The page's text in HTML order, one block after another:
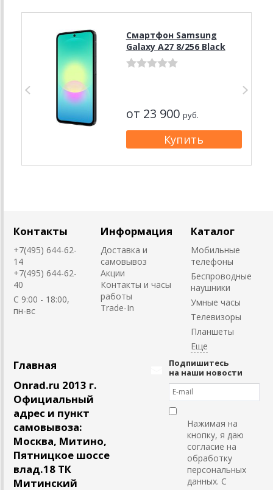
Смартфон Samsung
Galaxy A27 8/256 Black
от 23 900 руб.
Контакты
+7(495) 644-62-
14
+7(495) 644-62-
40
C 9:00 - 18:00,
пн-вс
Информация
Доставка и
самовывоз
Акции
Контакты и часы
работы
Trade-In
Каталог
Мобильные
телефоны
Беспроводные
наушники
Умные часы
Телевизоры
Планшеты
Главная
Onrad.ru 2013 г.
Официальный
адрес и пункт
самовывоза:
Москва, Митино,
Пятницкое шоссе
влад.18 ТК
Митинский
Подпишитесь
на наши новости
Нажимая на
кнопку, я даю
согласие на
обработку
персональных
данных. С